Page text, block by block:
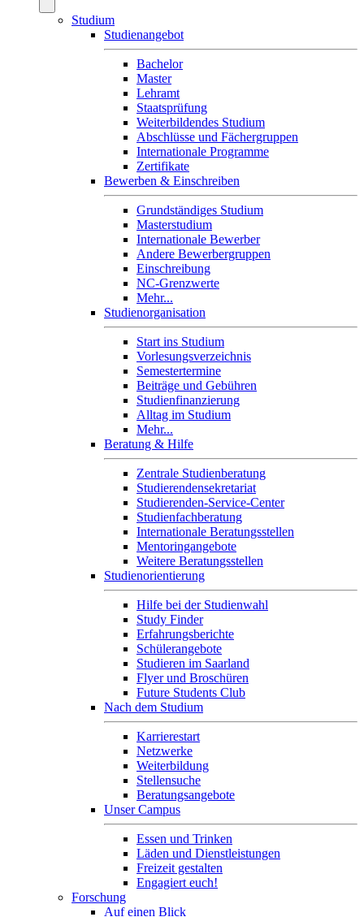
Studium
Studienangebot
Bachelor
Master
Lehramt
Staatsprüfung
Weiterbildendes Studium
Abschlüsse und Fächergruppen
Internationale Programme
Zertifikate
Bewerben & Einschreiben
Grundständiges Studium
Masterstudium
Internationale Bewerber
Andere Bewerbergruppen
Einschreibung
NC-Grenzwerte
Mehr...
Studienorganisation
Start ins Studium
Vorlesungsverzeichnis
Semestertermine
Beiträge und Gebühren
Studienfinanzierung
Alltag im Studium
Mehr...
Beratung & Hilfe
Zentrale Studienberatung
Studierendensekretariat
Studierenden-Service-Center
Studienfachberatung
Internationale Beratungsstellen
Mentoringangebote
Weitere Beratungsstellen
Studienorientierung
Hilfe bei der Studienwahl
Study Finder
Erfahrungsberichte
Schülerangebote
Studieren im Saarland
Flyer und Broschüren
Future Students Club
Nach dem Studium
Karrierestart
Netzwerke
Weiterbildung
Stellensuche
Beratungsangebote
Unser Campus
Essen und Trinken
Läden und Dienstleistungen
Freizeit gestalten
Engagiert euch!
Forschung
Auf einen Blick